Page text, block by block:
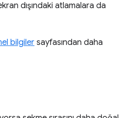
dışındaki atlamalara da
bilgiler sayfasından daha